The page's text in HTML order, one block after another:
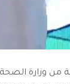
من وزارة